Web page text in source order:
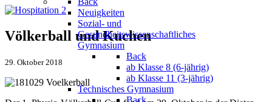
Neuigkeiten
Sozial- und
Gesundheitswissenschaftliches
Gymnasium
Back
ab Klasse 8 (6-jährig)
ab Klasse 11 (3-jährig)
Technisches Gymnasium
Back
Völkerball und Kuchen
29. Oktober 2018